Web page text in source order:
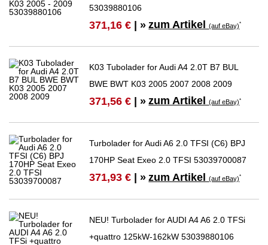
53039880106
371,16 € | » zum Artikel(auf eBay)*
K03 Tubolader for Audi A4 2.0T B7 BUL
BWE BWT K03 2005 2007 2008 2009
371,56 € | » zum Artikel(auf eBay)*
Turbolader for Audi A6 2.0 TFSI (C6) BPJ
170HP Seat Exeo 2.0 TFSI 53039700087
371,93 € | » zum Artikel(auf eBay)*
NEU! Turbolader for AUDI A4 A6 2.0 TFSi
+quattro 125kW-162kW 53039880106